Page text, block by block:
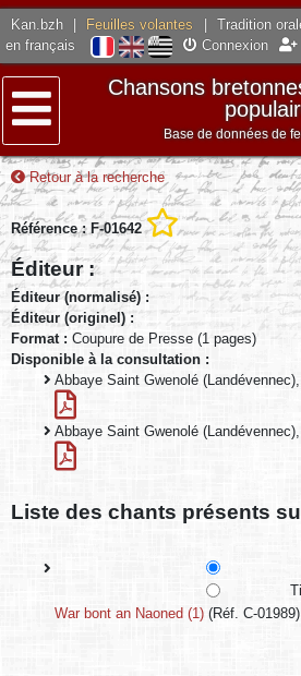
Kan.bzh Feuilles volantes Tradition
en français
Connexion
Menu
Chansons
Base de données de
Retour à la recherche
Référence : F-01642
Éditeur :
Éditeur (normalisé) :
Éditeur (originel) :
Format : Coupure de Presse (1 pages)
Disponible à la consultation :
Abbaye Saint Gwenolé
Abbaye Saint Gwenolé
Liste des chants présents
War bont an Naoned (1) (Réf. C-01989)